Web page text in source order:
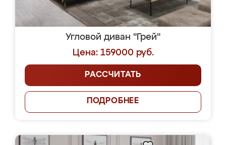
Угловой диван "Грей"
Цена: 159000 руб.
РАССЧИТАТЬ
ПОДРОБНЕЕ